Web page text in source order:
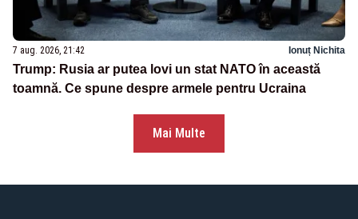
7 aug. 2026, 21:42 Ionuț Nichita
Trump: Rusia ar putea lovi un stat NATO în această
toamnă. Ce spune despre armele pentru Ucraina
Mai Multe